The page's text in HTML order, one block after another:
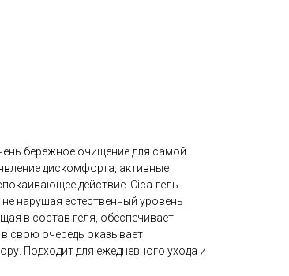
бережное очищение для самой
дискомфорта, активные
действие. Сica-гель
нарушая естественный уровень
в состав геля, обеспечивает
свою очередь оказывает
Подходит для ежедневного ухода и